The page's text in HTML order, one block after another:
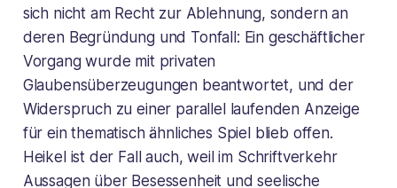
sich nicht am Recht zur Ablehnung, sondern an
deren Begründung und Tonfall: Ein geschäftlicher
Vorgang wurde mit privaten
Glaubensüberzeugungen beantwortet, und der
Widerspruch zu einer parallel laufenden Anzeige
für ein thematisch ähnliches Spiel blieb offen.
Heikel ist der Fall auch, weil im Schriftverkehr
Aussagen über Besessenheit und seelische